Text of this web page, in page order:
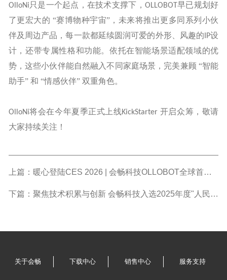
OlloNi 只是一个起点，在技术支撑下， OLLOBOT 早已规划好
了更宏大的 “赛博物种宇宙”，未来将推出更多同系列小伙
伴及周边产品，每一款都延续圆润可爱的外形、风趣的 IP设
计，还带专属性格和功能。依托在智能场景适配领域的优
势，这些小伙伴能自然融入不同家庭场景，完美兼顾 “智能
助手” 和 “情感伙伴” 双重角色。
OlloNi将会在今年夏季正式上线KickStarter 开启众筹，敬请
大家持续关注 ！
上篇：暖心登陆CES 2026 | 会畅科技OLLOBOT全球首发 解锁有温度的...
下篇：聚焦技术积累与创新 会畅科技入选2025年度"人民匠心技术"案例
关于会畅 下载中心 销售中心 服务支持